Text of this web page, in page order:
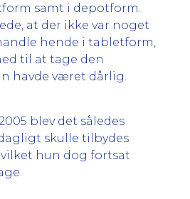
samt i depotform.
at der ikke var noget
hende i tabletform,
til at tage den
havde været dårlig.
blev det således
skulle tilbydes
hun dog fortsat